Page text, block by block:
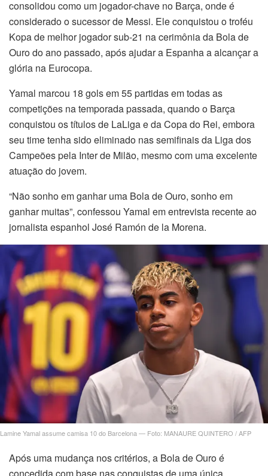
consolidou como um jogador-chave no Barça, onde é
considerado o sucessor de Messi. Ele conquistou o troféu
Kopa de melhor jogador sub-21 na cerimônia da Bola de
Ouro do ano passado, após ajudar a Espanha a alcançar a
glória na Eurocopa.
Yamal marcou 18 gols em 55 partidas em todas as
competições na temporada passada, quando o Barça
conquistou os títulos de LaLiga e da Copa do Rei, embora
seu time tenha sido eliminado nas semifinais da Liga dos
Campeões pela Inter de Milão, mesmo com uma excelente
atuação do jovem.
“Não sonho em ganhar uma Bola de Ouro, sonho em
ganhar muitas”, confessou Yamal em entrevista recente ao
jornalista espanhol José Ramón de la Morena.
Lamine Yamal assume camisa 10 do Barcelona — Foto: MANAURE QUINTERO / AFP
Após uma mudança nos critérios, a Bola de Ouro é